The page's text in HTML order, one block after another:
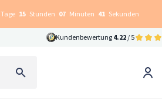
Tage 15 Stunden 07 Minuten 40 Sekunden
Kundenbewertung 4.22 / 5